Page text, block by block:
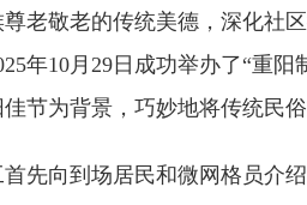
老敬老的传统美德，深化社
年10月29日成功举办了“重
节为背景，巧妙地将传统民
先向到场居民和微网格员介